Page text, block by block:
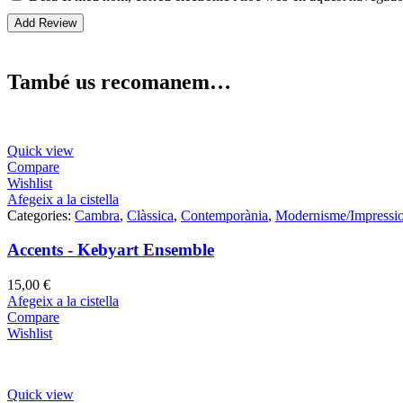
També us recomanem…
Quick view
Compare
Wishlist
Afegeix a la cistella
Categories: Cambra, Clàssica, Contemporània, Modernisme/
Accents - Kebyart Ensemble
15,00 €
Afegeix a la cistella
Compare
Wishlist
Quick view